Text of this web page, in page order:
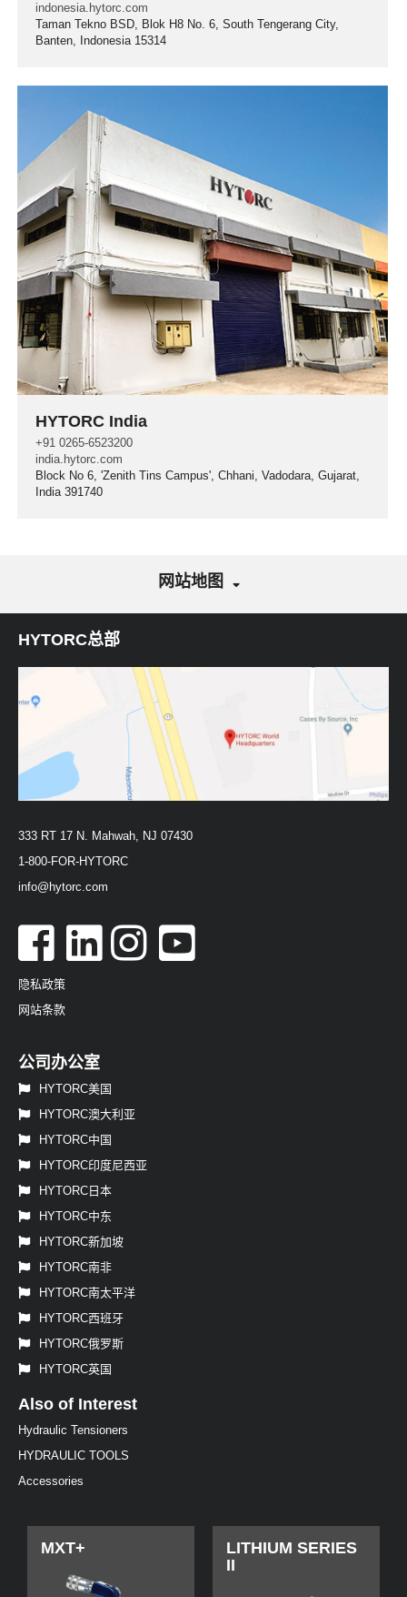
indonesia.hytorc.com
Taman Tekno BSD, Blok H8 No. 6, South Tengerang City,
Banten, Indonesia 15314
HYTORC India
+91 0265-6523200
india.hytorc.com
Block No 6, 'Zenith Tins Campus', Chhani, Vadodara, Gujarat,
India 391740
网站地图
HYTORC总部
333 RT 17 N. Mahwah, NJ 07430
1-800-FOR-HYTORC
info@hytorc.com
隐私政策
网站条款
公司办公室
HYTORC美国
HYTORC澳大利亚
HYTORC中国
HYTORC印度尼西亚
HYTORC日本
HYTORC中东
HYTORC新加坡
HYTORC南非
HYTORC南太平洋
HYTORC西班牙
HYTORC俄罗斯
HYTORC英国
Also of Interest
Hydraulic Tensioners
HYDRAULIC TOOLS
Accessories
MXT+
LITHIUM SERIES
II